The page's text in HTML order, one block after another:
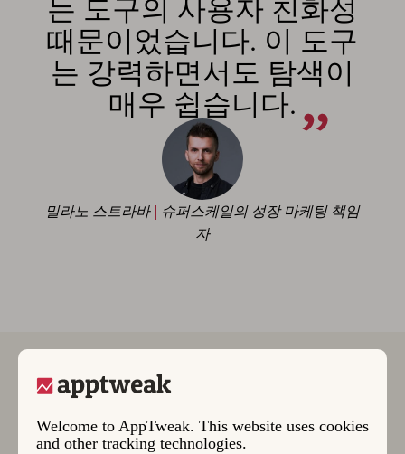
Welcome to AppTweak. This website uses cookies
and other tracking technologies.
밀라노 스트라바
슈퍼스케일의 성장 마케팅 책임
자
때문이었습니다. 이 도구
는 강력하면서도 탐색이
매우 쉽습니다.
더 많은 사례 연구